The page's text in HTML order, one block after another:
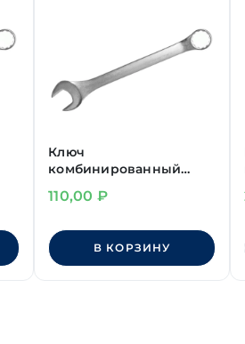
Ключ
комбинированный
110,00 ₽
В КОРЗИНУ